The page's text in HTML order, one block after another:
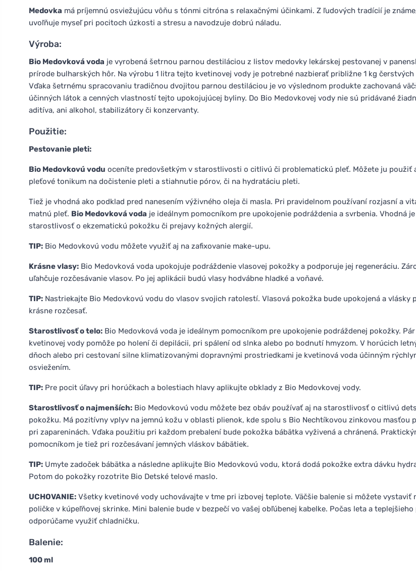
Medovka má príjemnú osviežujúcu vôňu s tónmi citróna s relaxačnými účinkami. Z ľudových tradícií je
uvoľňuje myseľ pri pocitoch úzkosti a stresu a navodzuje dobrú náladu.
Výroba:
Bio Medovková voda je vyrobená šetrnou parnou destiláciou z listov medovky lekárskej pestovanej v
prírode bulharských hôr. Na výrobu 1 litra tejto kvetinovej vody je potrebné nazbierať približne 1 kg čerstvých
Vďaka šetrnému spracovaniu tradičnou dvojitou parnou destiláciou je vo výslednom produkte zachovaná
účinných látok a cenných vlastností tejto upokojujúcej byliny. Do Bio Medovkovej vody nie sú pridávané
aditíva, ani alkohol, stabilizátory či konzervanty.
Použitie:
Pestovanie pleti:
Bio Medovkovú vodu oceníte predovšetkým v starostlivosti o citlivú či problematickú pleť. Môžete ju použiť
pleťové tonikum na dočistenie pleti a stiahnutie pórov, či na hydratáciu pleti.
Tiež je vhodná ako podklad pred nanesením výživného oleja či masla. Pri pravidelnom používaní rozjasní a
matnú pleť. Bio Medovková voda je ideálnym pomocníkom pre upokojenie podráždenia a svrbenia. Vhodná
starostlivosť o ekzematickú pokožku či prejavy kožných alergií.
TIP: Bio Medovkovú vodu môžete využiť aj na zafixovanie make-upu.
Krásne vlasy: Bio Medovková voda upokojuje podráždenie vlasovej pokožky a podporuje jej regeneráciu.
uľahčuje rozčesávanie vlasov. Po jej aplikácii budú vlasy hodvábne hladké a voňavé.
TIP: Nastriekajte Bio Medovkovú vodu do vlasov svojich ratolestí. Vlasová pokožka bude upokojená a vlásky
krásne rozčesať.
Starostlivosť o telo: Bio Medovková voda je ideálnym pomocníkom pre upokojenie podráždenej pokožky.
kvetinovej vody pomôže po holení či depilácii, pri spálení od slnka alebo po bodnutí hmyzom. V horúcich
dňoch alebo pri cestovaní silne klimatizovanými dopravnými prostriedkami je kvetinová voda účinným
osviežením.
TIP: Pre pocit úľavy pri horúčkach a bolestiach hlavy aplikujte obklady z Bio Medovkovej vody.
Starostlivosť o najmenších: Bio Medovkovú vodu môžete bez obáv používať aj na starostlivosť o citlivú
pokožku. Má pozitívny vplyv na jemnú kožu v oblasti plienok, kde spolu s Bio Nechtíkovou zinkovou masťou
pri zapareninách. Vďaka použitiu pri každom prebalení bude pokožka bábätka vyživená a chránená.
pomocníkom je tiež pri rozčesávaní jemných vláskov bábätiek.
TIP: Umyte zadoček bábätka a následne aplikujte Bio Medovkovú vodu, ktorá dodá pokožke extra dávku
Potom do pokožky rozotrite Bio Detské telové maslo.
UCHOVANIE: Všetky kvetinové vody uchovávajte v tme pri izbovej teplote. Väčšie balenie si môžete vystaviť
poličke v kúpeľňovej skrinke. Mini balenie bude v bezpečí vo vašej obľúbenej kabelke. Počas leta a teplejšieho
odporúčame využiť chladničku.
Balenie:
100 ml